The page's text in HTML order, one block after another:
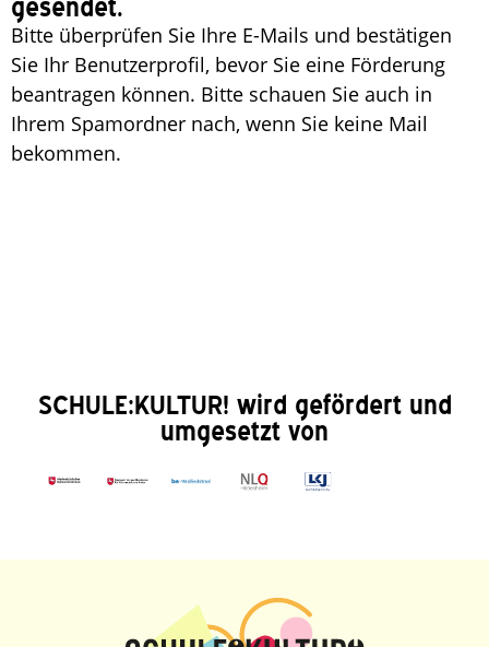
gesendet.
Bitte überprüfen Sie Ihre E-Mails und bestätigen
Sie Ihr Benutzerprofil, bevor Sie eine Förderung
beantragen können. Bitte schauen Sie auch in
Ihrem Spamordner nach, wenn Sie keine Mail
bekommen.
SCHULE:KULTUR! wird gefördert und
umgesetzt von